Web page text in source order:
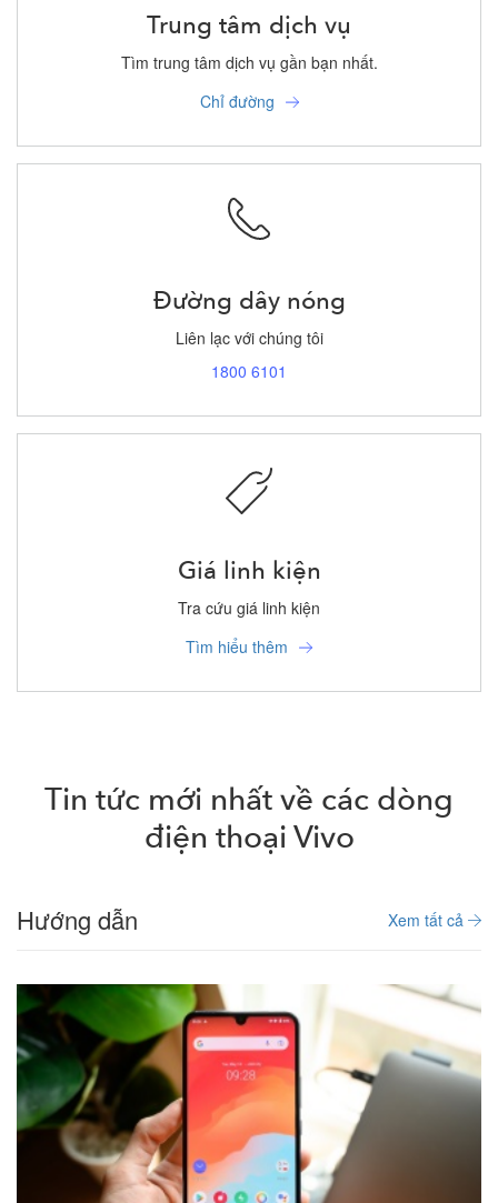
Trung tâm dịch vụ
Tìm trung tâm dịch vụ gần bạn nhất.
Chỉ đường
Đường dây nóng
Liên lạc với chúng tôi
1800 6101
Giá linh kiện
Tra cứu giá linh kiện
Tìm hiểu thêm
Tin tức mới nhất về các dòng
điện thoại Vivo
Hướng dẫn Xem tất cả